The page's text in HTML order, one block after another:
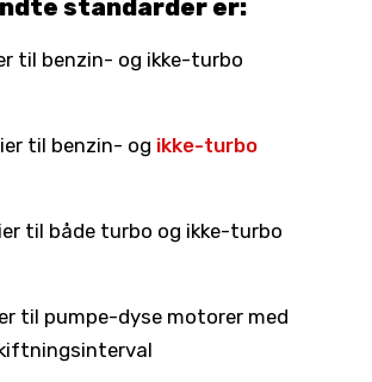
standarder er:
til benzin- og ikke-turbo
til benzin- og ikke-turbo
til både turbo og ikke-turbo
til pumpe-dyse motorer med